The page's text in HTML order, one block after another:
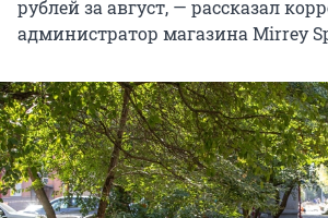
рублей за август, — рассказал
администратор магазина Mirrey